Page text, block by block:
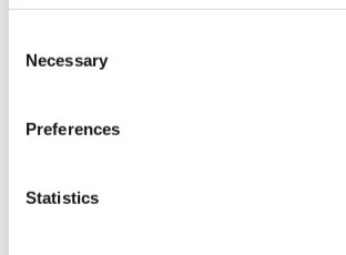
Selection
Necessary
Preferences
Statistics
Blog
Términos y Condiciones
Políticas de Cancelación